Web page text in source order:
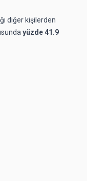
diğer kişilerden
yüzde 41.9